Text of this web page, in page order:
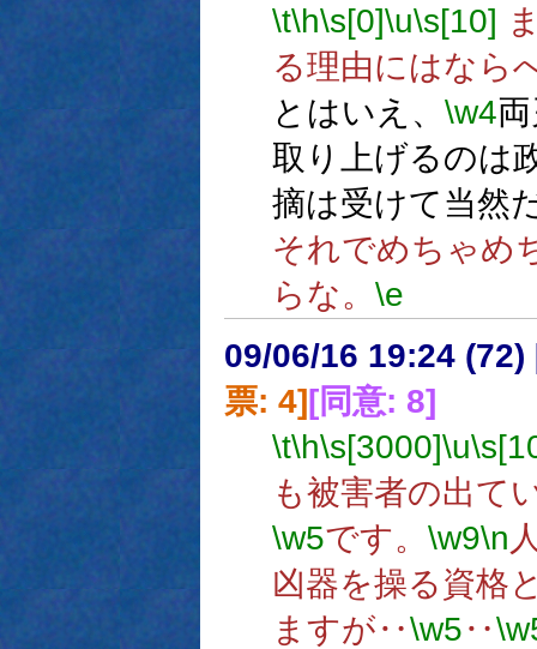
\t\h\s[0]\u\s[10]
る理由にはなら
とはいえ、 \w4
取り上げるのは
摘は受けて当然
それでめちゃめ
らな。 \e
09/06/16 19:24 (72)
票: 4][同意: 8]
\t\h\s[3000]\u
も被害者の出て
\w5です。 \w9\n
凶器を操る資格
ますが‥\w5‥